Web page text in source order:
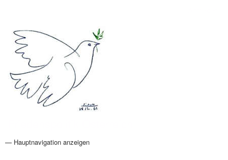
Hauptnavigation
— Hauptnavigation anzeigen